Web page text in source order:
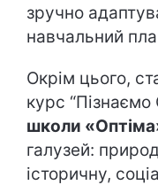
зручно
навчальний
Окрім цього,
курс “Пізнаємо
школи
галузей:
історичну,